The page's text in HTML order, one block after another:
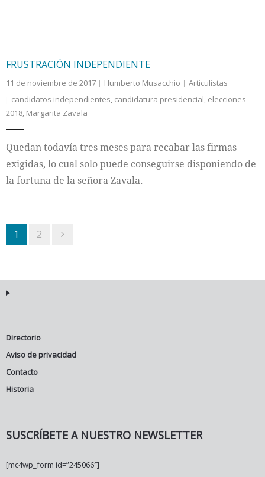
FRUSTRACIÓN INDEPENDIENTE
11 de noviembre de 2017 Humberto Musacchio
Articulistas
candidatos independientes, candidatura presidencial, elecciones
2018, Margarita Zavala
Quedan todavía tres meses para recabar las firmas
exigidas, lo cual solo puede conseguirse disponiendo de
la fortuna de la señora Zavala.
1 2
Directorio
Aviso de privacidad
Contacto
Historia
SUSCRÍBETE A NUESTRO NEWSLETTER
[mc4wp_form id=”245066″]